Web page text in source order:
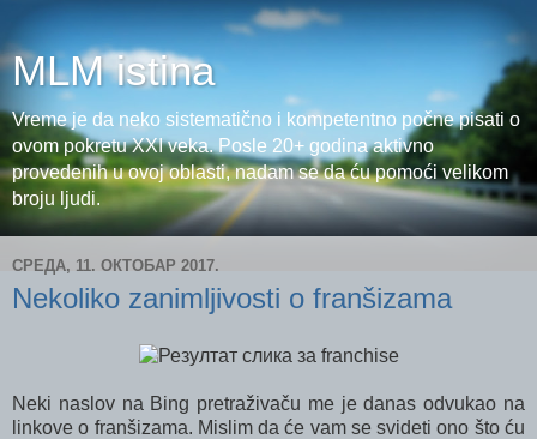
MLM istina
Vreme je da neko sistematično i kompetentno počne pisati o
ovom pokretu XXI veka. Posle 20+ godina aktivno
provedenih u ovoj oblasti, nadam se da ću pomoći velikom
broju ljudi.
СРЕДА, 11. ОКТОБАР 2017.
Nekoliko zanimljivosti o franšizama
Neki naslov na Bing pretraživaču me je danas odvukao na
linkove o franšizama. Mislim da će vam se svideti ono što ću